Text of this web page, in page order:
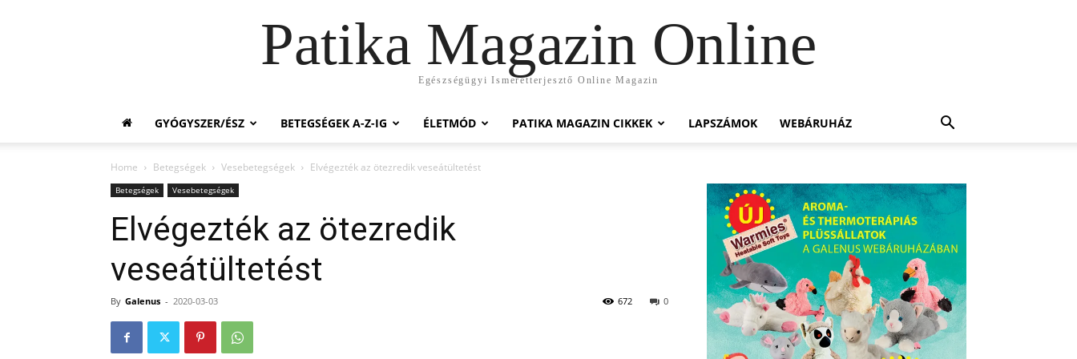
Patika Magazin Online
Egészségügyi Ismeretterjesztő Online Magazin
GYÓGYSZER/ÉSZ BETEGSÉGEK A-Z-IG ÉLETMÓD PATIKA MAGAZIN CIKKEK LAPSZÁMOK WEBÁRUHÁZ
Home Betegségek Vesebetegségek Elvégezték az ötezredik veseátültetést
Betegségek Vesebetegségek
Elvégezték az ötezredik
veseátültetést
By Galenus - 2020-03-03 0
672